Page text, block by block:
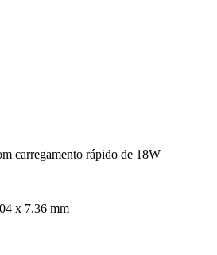
carregamento rápido de 18W
x 7,36 mm